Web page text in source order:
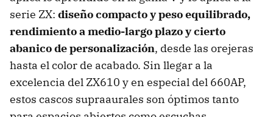
serie ZX: diseño compacto y peso equilibrado,
rendimiento a medio-largo plazo y cierto
abanico de personalización, desde las orejeras
hasta el color de acabado. Sin llegar a la
excelencia del ZX610 y en especial del 660AP,
estos cascos supraaurales son óptimos tanto